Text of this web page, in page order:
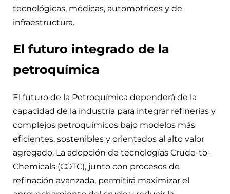
tecnológicas, médicas, automotrices y de
infraestructura.
El futuro integrado de la
petroquímica
El futuro de la Petroquímica dependerá de la
capacidad de la industria para integrar refinerías y
complejos petroquímicos bajo modelos más
eficientes, sostenibles y orientados al alto valor
agregado. La adopción de tecnologías Crude-to-
Chemicals (COTC), junto con procesos de
refinación avanzada, permitirá maximizar el